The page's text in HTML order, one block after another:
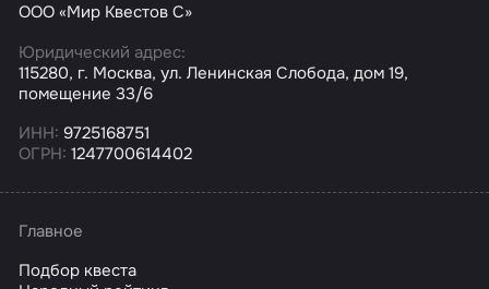
ООО «Мир Квестов С»
Юридический адрес:
115280, г. Москва, ул. Ленинская Слобода, дом 19,
помещение 33/6
ИНН: 9725168751
ОГРН: 1247700614402
Главное
Подбор квеста